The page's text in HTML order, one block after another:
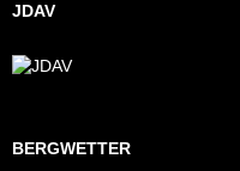
JDAV
BERGWETTER